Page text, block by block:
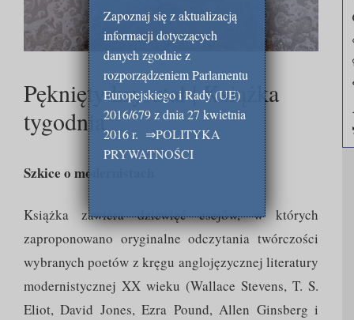
Pęknięty kryształ | Książka
tygodnia
Szkice o modernistach
Książka zawiera dziewięć esejów, w których
zaproponowano oryginalne odczytania twórczości
wybranych poetów z kręgu anglojęzycznej literatury
modernistycznej XX wieku (Wallace Stevens, T. S.
Eliot, David Jones, Ezra Pound, Allen Ginsberg i
Zapoznaj się z aktualizacją
informacji dotyczących
danych zgodnie z
rozporządzeniem Parlamentu
Europejskiego i Rady (UE)
2016/679 z dnia 27 kwietnia
2016 r. ⇒POLITYKA
PRYWATNOŚCI